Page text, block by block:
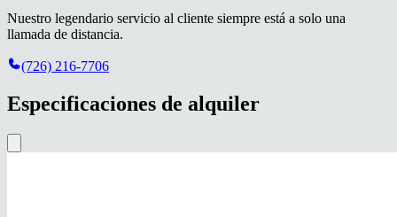
Nuestro legendario servicio al cliente siempre está a solo una
llamada de distancia.
(726) 216-7706
Especificaciones de alquiler